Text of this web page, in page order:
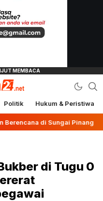
Politik Hukum & Peristiwa
di Sungai Pinang
di Tugu 0